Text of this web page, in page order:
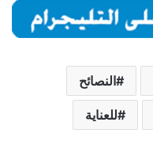
النصائح
للعناية